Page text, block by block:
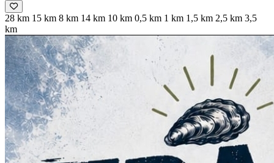
28 km 15 km 8 km 14 km 10 km 0,5 km 1 km 1,5 km 2,5 km 3,5
km